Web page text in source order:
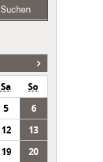
Suchen
Sa
So
5
6
12
13
19
20